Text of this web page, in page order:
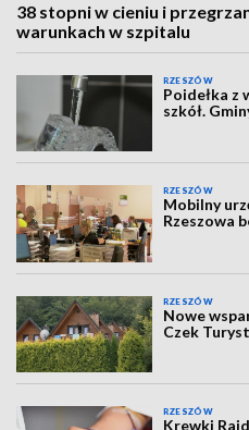
38 stopni w cieniu i
warunkach w szpitalu
RZESZÓW
Poidełka z
szkół.
RZESZÓW
Mobilny
Rzeszowa
RZESZÓW
Nowe
Czek
RZESZÓW
Krewki